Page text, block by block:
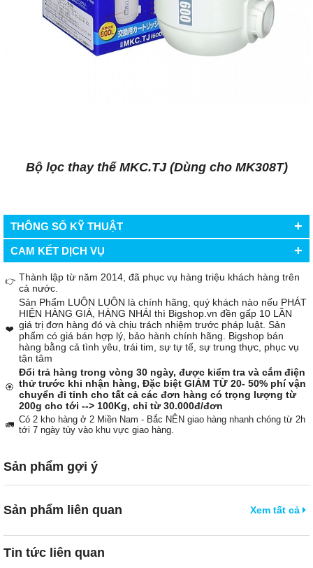
Bộ lọc thay thế MKC.TJ (Dùng cho MK308T)
THÔNG SỐ KỸ THUẬT +
CAM KẾT DỊCH VỤ +
👉 Thành lập từ năm 2014, đã phục vụ hàng triệu khách hàng trên
cả nước.
❤️
Sản Phẩm LUÔN LUÔN là chính hãng, quý khách nào nếu PHÁT
HIỆN HÀNG GIẢ, HÀNG NHÁI thì Bigshop.vn đền gấp 10 LẦN
giá trị đơn hàng đó và chịu trách nhiệm trước pháp luật. Sản
phẩm có giá bán hợp lý, bảo hành chính hãng. Bigshop bán
hàng bằng cả tình yêu, trái tim, sự tự tế, sự trung thực, phục vụ
tận tâm
🏵️
Đổi trả hàng trong vòng 30 ngày, được kiểm tra và cắm điện
thử trước khi nhận hàng, Đặc biệt GIẢM TỪ 20- 50% phí vận
chuyển đi tỉnh cho tất cả các đơn hàng có trọng lượng từ
200g cho tới --> 100Kg, chỉ từ 30.000đ/đơn
🚛 Có 2 kho hàng ở 2 Miền Nam - Bắc NÊN giao hàng nhanh chóng từ 2h
tới 7 ngày tùy vào khu vực giao hàng.
Sản phẩm gợi ý
Sản phẩm liên quan Xem tất cả
Tin tức liên quan